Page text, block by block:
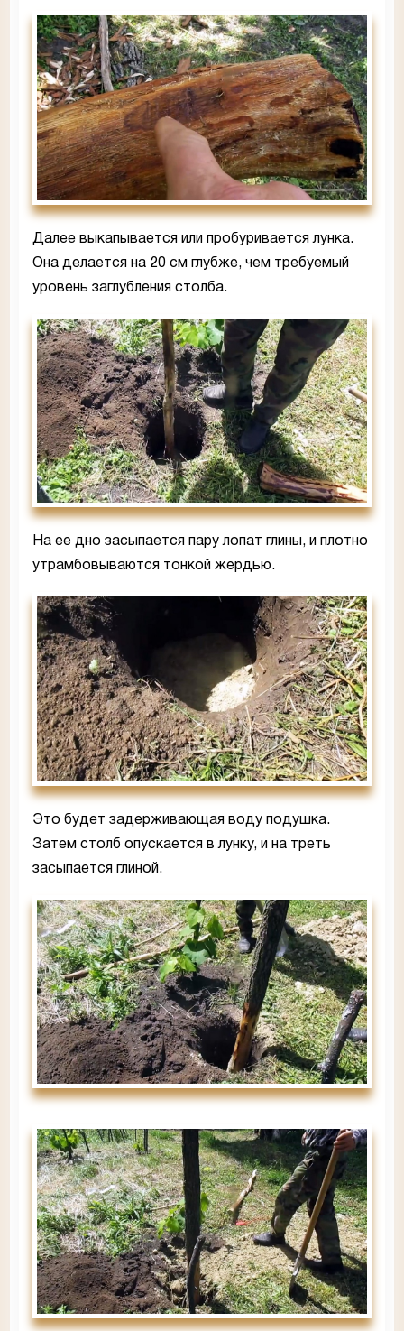
Далее выкапывается или пробуривается лунка.
Она делается на 20 см глубже, чем требуемый
уровень заглубления столба.
На ее дно засыпается пару лопат глины, и плотно
утрамбовываются тонкой жердью.
Это будет задерживающая воду подушка.
Затем столб опускается в лунку, и на треть
засыпается глиной.